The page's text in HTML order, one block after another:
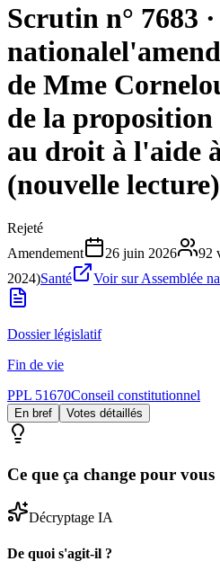
Scrutin n° 7683 ·
nationale
de Mme
de la
au droit à l'aide
(nouvelle
Rejeté
Amendement
26 juin 2026 92
2024)Santé Voir sur Assemblée
Dossier législatif
Fin de vie
PPL 51670Conseil constitutionnel
En bref Votes détaillés
Ce que ça change pour vous
Décryptage IA
De quoi s'agit-il ?